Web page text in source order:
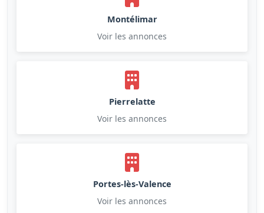
Montélimar
Voir les annonces
Pierrelatte
Voir les annonces
Portes-lès-Valence
Voir les annonces